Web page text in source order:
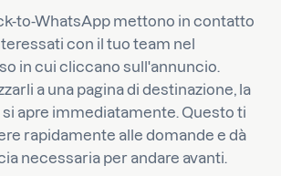
to-WhatsApp mettono in contatto
con il tuo team nel
in cui cliccano sull'annuncio.
a una pagina di destinazione, la
apre immediatamente. Questo ti
rapidamente alle domande e dà
necessaria per andare avanti.